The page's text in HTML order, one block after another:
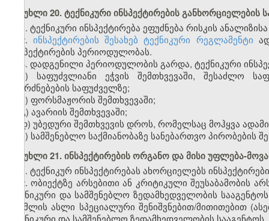
მუხლი 20. ტექნიკური ინსპექტირების განხორციელების
1. ტექნიკური ინსპექტირება ეფუძნება რისკის ანალიზი
2. ინსპექტირების შესახებ ტექნიკური რეგლამენტი
ინსპექტირების პერიოდულობას.
3. დადგენილი პერიოდულობის გარდა, ტექნიკური
ა) საფუძვლიანი ეჭვის შემთხვევაში, შესაძლო
შეგრძნებების საფუძველზე;
ბ) ფორსმაჟორის შემთხვევაში;
გ) ავარიის შემთხვევაში;
დ) უბედური შემთხვევის დროს, რომელსაც მოჰყვა
ე) სამშენებლო საქმიანობაზე სანებართვო პირობების
მუხლი 21. ინსპექტირების ორგანო და მისი უფლება-
1. ტექნიკურ ინსპექტირებას ახორციელებს
2.ობიექტზე არსებითი ან კრიტიკული შეუსაბამობის
ტექნიკური და სამშენებლო ზედამხედველობის სააგენტოს
რომლის ასლი სპეციალური შენიშვნებით/მითითებით (
ტექნიკური და სამშენებლო ზედამხედველობის სააგენტოს